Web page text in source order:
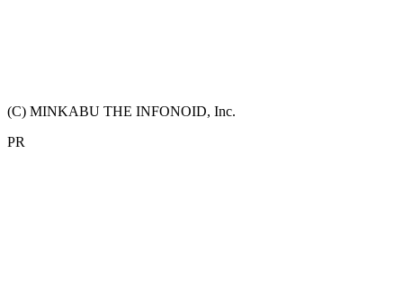
(C) MINKABU THE INFONOID, Inc.
PR